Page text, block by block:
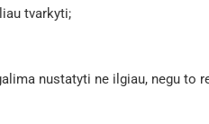
tvarkyti;
nustatyti ne ilgiau, negu